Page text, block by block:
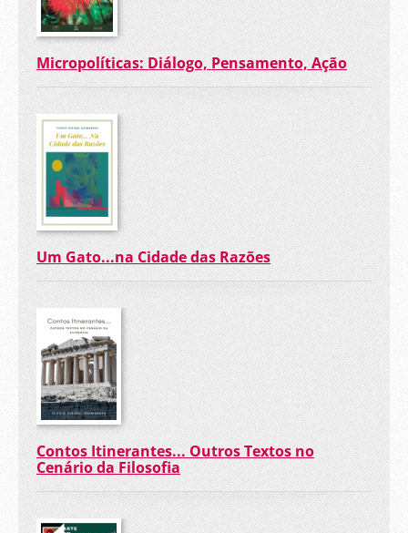
Micropolíticas: Diálogo, Pensamento, Ação
Um Gato...na Cidade das Razões
Contos Itinerantes... Outros Textos no
Cenário da Filosofia